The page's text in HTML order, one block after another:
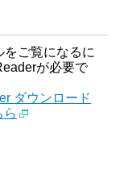
をご覧になるに
が必要で
ダウンロード
ら